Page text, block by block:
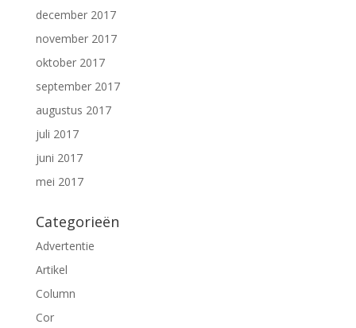
december 2017
november 2017
oktober 2017
september 2017
augustus 2017
juli 2017
juni 2017
mei 2017
Categorieën
Advertentie
Artikel
Column
Cor